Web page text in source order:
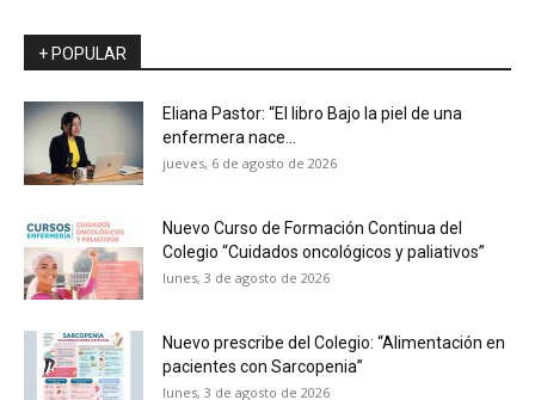
+ POPULAR
Eliana Pastor: “El libro Bajo la piel de una
enfermera nace...
jueves, 6 de agosto de 2026
Nuevo Curso de Formación Continua del
Colegio “Cuidados oncológicos y paliativos”
lunes, 3 de agosto de 2026
Nuevo prescribe del Colegio: “Alimentación en
pacientes con Sarcopenia”
lunes, 3 de agosto de 2026